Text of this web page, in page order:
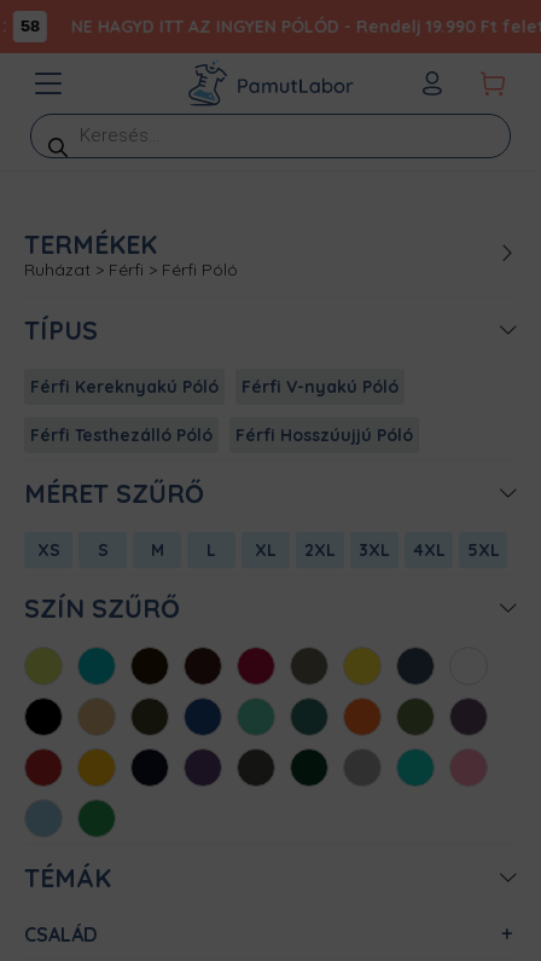
58 NE HAGYD ITT AZ INGYEN PÓLÓD - Rendelj 19.990 Ft
Products
search
TERMÉKEK
Ruházat > Férfi > Férfi Póló
TÍPUS
Férfi Kereknyakú Póló Férfi V-nyakú Póló
Férfi Testhezálló Póló Férfi Hosszúujjú Póló
MÉRET SZŰRŐ
XS S M L XL 2XL 3XL 4XL 5XL
SZÍN SZŰRŐ
AlmazöldAtollkékBarnaBordóChili Cink Citromsárga
Denim
FeketeHomokKhaki KirálykékMentaMéregzöld
NarancsOliva Padlizsán
Piros SárgaSötétkékSötétlilaSötétszürke
SötétzöldSportszürke
Türkiz
Világos
rózsaszín
Világoskék
Zöld
TÉMÁK
CSALÁD